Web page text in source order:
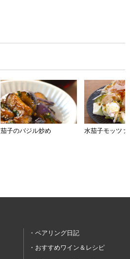
茄子のバジル炒め 水茄子モッツァ
ペアリング日記
おすすめワイン＆レシピ